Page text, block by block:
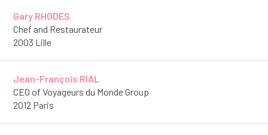
Gary RHODES
Chef and Restaurateur
2003 Lille
Jean-François RIAL
CEO of Voyageurs du Monde Group
2012 Paris